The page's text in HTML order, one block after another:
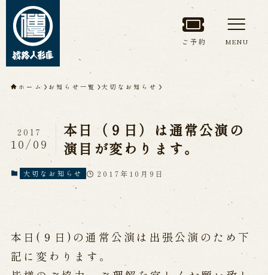
トップページ
淡路人形座について
淡路人形座とは
座員紹介
人間国宝 故鶴澤友路師匠
淡路人形座の成り立ち
淡路人形座で研修した人々
淡路人形浄瑠璃を受け継いで
公演情報
公演カレンダー
開催中の公演
ご予約 MENU
ホーム お知らせ一覧 大切なお知らせ
本日（９日）は通常公演の
演目が変わります。
2017
10/09
大切なお知らせ 2017年10月9日
本日(９日)の通常公演は出張公演のため下
記に変わります。